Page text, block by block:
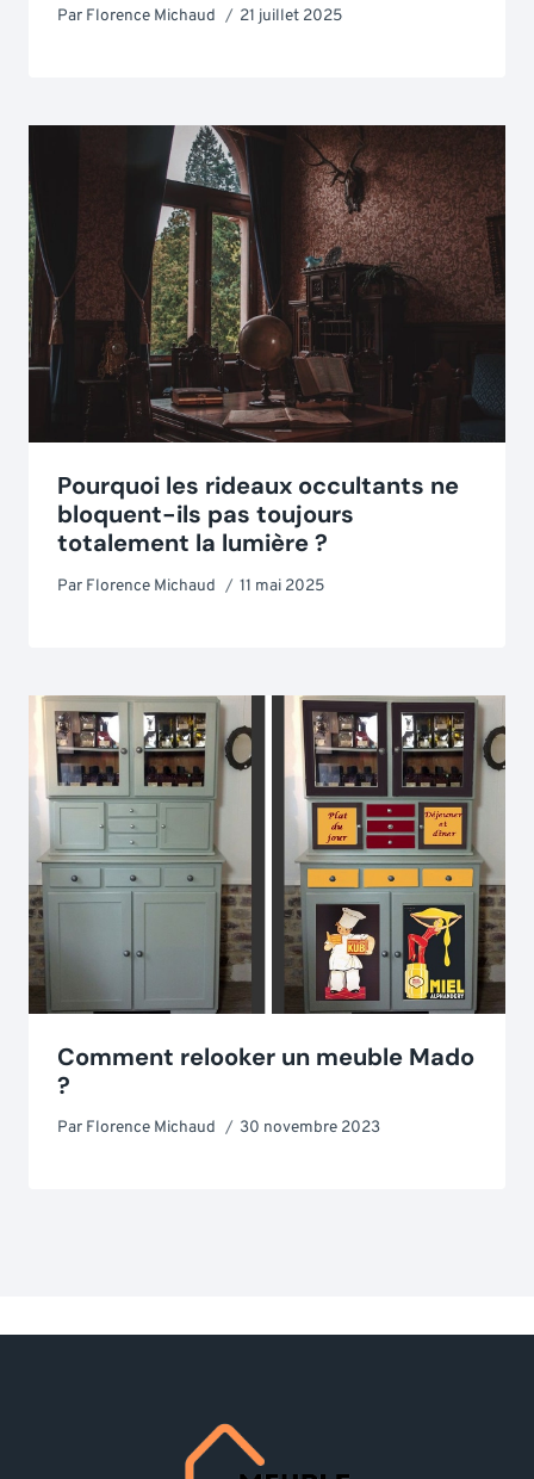
Par Florence Michaud 21 juillet 2025
Pourquoi les rideaux occultants ne
bloquent-ils pas toujours
totalement la lumière ?
Par Florence Michaud 11 mai 2025
Comment relooker un meuble Mado
?
Par Florence Michaud 30 novembre 2023